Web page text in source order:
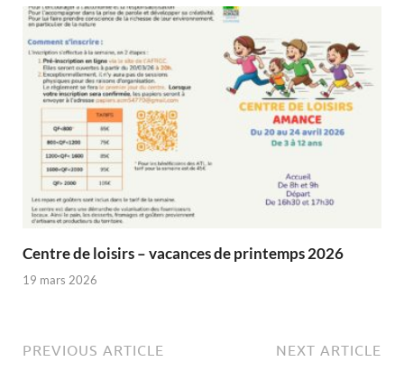
Centre de loisirs – vacances de printemps 2026
19 mars 2026
PREVIOUS ARTICLE NEXT ARTICLE